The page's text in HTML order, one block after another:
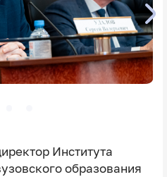
Института
образования